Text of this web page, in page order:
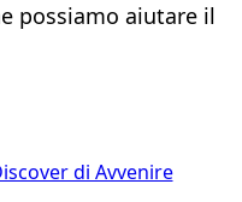
possiamo aiutare il
di Avvenire